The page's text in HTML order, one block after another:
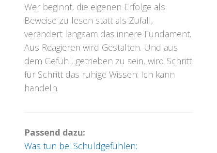
Wer beginnt, die eigenen Erfolge als
Beweise zu lesen statt als Zufall,
verändert langsam das innere Fundament.
Aus Reagieren wird Gestalten. Und aus
dem Gefühl, getrieben zu sein, wird Schritt
für Schritt das ruhige Wissen: Ich kann
handeln.
Passend dazu:
Was tun bei Schuldgefühlen: